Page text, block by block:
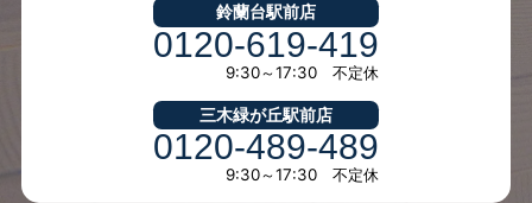
鈴蘭台駅前店
0120-619-419
9:30～17:30 不定休
三木緑が丘駅前店
0120-489-489
9:30～17:30 不定休